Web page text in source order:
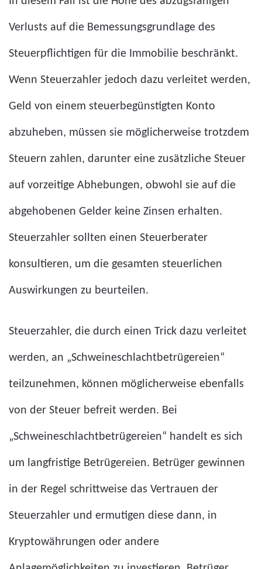
Verlusts auf die Bemessungsgrundlage des
Steuerpflichtigen für die Immobilie beschränkt.
Wenn Steuerzahler jedoch dazu verleitet werden,
Geld von einem steuerbegünstigten Konto
abzuheben, müssen sie möglicherweise trotzdem
Steuern zahlen, darunter eine zusätzliche Steuer
auf vorzeitige Abhebungen, obwohl sie auf die
abgehobenen Gelder keine Zinsen erhalten.
Steuerzahler sollten einen Steuerberater
konsultieren, um die gesamten steuerlichen
Auswirkungen zu beurteilen.
Steuerzahler, die durch einen Trick dazu verleitet
werden, an „Schweineschlachtbetrügereien“
teilzunehmen, können möglicherweise ebenfalls
von der Steuer befreit werden. Bei
„Schweineschlachtbetrügereien“ handelt es sich
um langfristige Betrügereien. Betrüger gewinnen
in der Regel schrittweise das Vertrauen der
Steuerzahler und ermutigen diese dann, in
Kryptowährungen oder andere